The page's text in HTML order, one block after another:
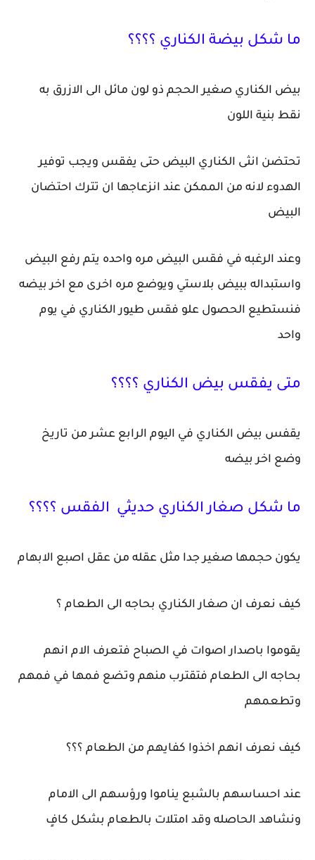
ما شكل بيضة الكناري ؟؟؟؟
بيض الكناري صغير الحجم ذو لون مائل الى الازرق به
نقط بنية اللون
تحتضن انثى الكناري البيض حتى يفقس ويجب توفير
الهدوء لانه من الممكن عند انزعاجها ان تترك احتضان
البيض
وعند الرغبه في فقس البيض مره واحده يتم رفع البيض
واستبداله ببيض بلاستي ويوضع مره اخرى مع اخر بيضه
فنستطيع الحصول علو فقس طيور الكناري في يوم
واحد
متى يفقس بيض الكناري ؟؟؟؟
يقفس بيض الكناري في اليوم الرابع عشر من تاريخ
وضع اخر بيضه
ما شكل صغار الكناري حديثي الفقس ؟؟؟؟
يكون حجمها صغير جدا مثل عقله من عقل اصبع الابهام
كيف نعرف ان صغار الكناري بحاجه الى الطعام ؟
يقوموا باصدار اصوات في الصباح فتعرف الام انهم
بحاجه الى الطعام فتقترب منهم وتضع فمها في فمهم
وتطعمهم
كيف نعرف انهم اخذوا كفايهم من الطعام ؟؟؟
عند احساسهم بالشبع يناموا ورؤسهم الى الامام
ونشاهد الحاصله وقد امتلات بالطعام بشكل كافٍ